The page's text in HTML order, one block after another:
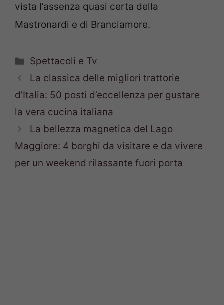
vista l’assenza quasi certa della
Mastronardi e di Branciamore.
Categorie
Spettacoli e Tv
La classica delle migliori trattorie
d’Italia: 50 posti d’eccellenza per gustare
la vera cucina italiana
La bellezza magnetica del Lago
Maggiore: 4 borghi da visitare e da vivere
per un weekend rilassante fuori porta